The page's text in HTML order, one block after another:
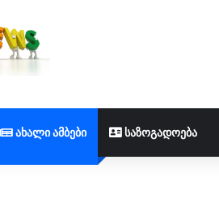
ახალი ამბები საზოგადოება